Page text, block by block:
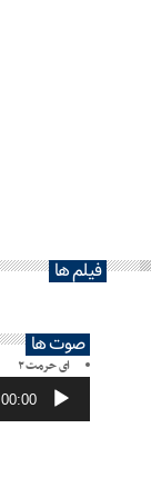
فیلم ها
صوت ها
ای حرمت ۲
پخش‌کننده
صوت 00:00